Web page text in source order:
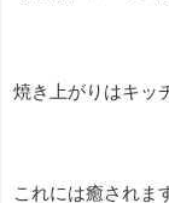
焼き上がりはキッ
これには癒されま